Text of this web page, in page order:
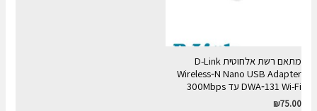
מתאם רשת אלחוטית D-Link
Wireless‑N Nano USB Adapter
DWA‑131 Wi-Fi עד 300Mbps
₪75.00